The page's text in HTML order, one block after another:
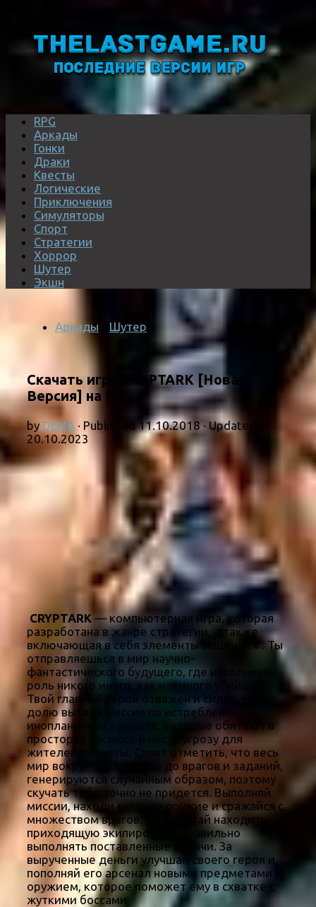
RPG
Аркады
Гонки
Драки
Квесты
Логические
Приключения
Симуляторы
Спорт
Стратегии
Хоррор
Шутер
Экшн
Аркады Шутер
Скачать игру CRYPTARK [Новая
Версия] на ПК
by DEMA · Published11.10.2018· Updated
20.10.2023
CRYPTARK — компьютерная игра, которая
разработана в жанре стратегии, а также
включающая в себя элементы экшен-РПГ. Ты
отправляешься в мир научно-
фантастического будущего, где исполнишь
роль никого иного, как наёмного убийцы.
Твой главный герой отважен и силен. На его
долю выпала миссия по истреблению
инопланетных существ, которые обитают в
просторах космоса и несут угрозу для
жителей планеты. Стоит отметить, что весь
мир вокруг тебя,вплоть до врагов и заданий,
генерируются случайным образом, поэтому
скучать тебе точно не придется. Выполняй
миссии, находи мощное оружие и сражайся с
множеством врагов. Не забывай находить
приходящую экипировку и правильно
выполнять поставленные задачи. За
вырученные деньги улучшай своего героя и
пополняй его арсенал новыми предметами и
оружием, которое поможет ему в схватке с
жуткими боссами.